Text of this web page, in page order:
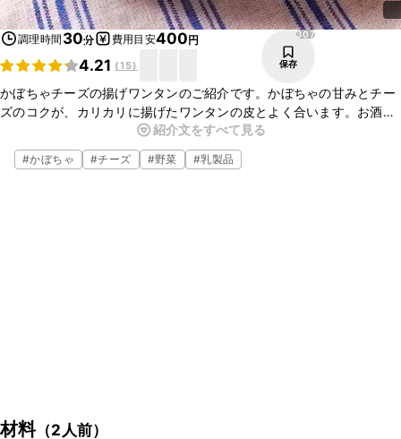
調理時間 30分 費用目安400円
4.21 (15)
307
保存
かぼちゃチーズの揚げワンタンのご紹介です。かぼちゃの甘みとチー
ズのコクが、カリカリに揚げたワンタンの皮とよく合います。お酒の
おつまみにはもちろん、おやつ感覚でもいただけますよ。ぜひお試し
くださいね。
紹介文をすべて見る
#かぼちゃ #チーズ #野菜 #乳製品
材料（2人前）